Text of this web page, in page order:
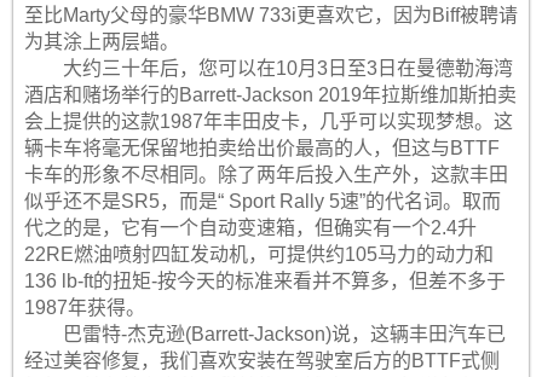
至比Marty父母的豪华BMW 733i更喜欢它，因为Biff被聘请
为其涂上两层蜡。
大约三十年后，您可以在10月3日至3日在曼德勒海湾
酒店和赌场举行的Barrett-Jackson 2019年拉斯维加斯拍卖
会上提供的这款1987年丰田皮卡，几乎可以实现梦想。这
辆卡车将毫无保留地拍卖给出价最高的人，但这与BTTF
卡车的形象不尽相同。除了两年后投入生产外，这款丰田
似乎还不是SR5，而是“ Sport Rally 5速”的代名词。取而
代之的是，它有一个自动变速箱，但确实有一个2.4升
22RE燃油喷射四缸发动机，可提供约105马力的动力和
136 lb-ft的扭矩-按今天的标准来看并不算多，但差不多于
1987年获得。
巴雷特-杰克逊(Barrett-Jackson)说，这辆丰田汽车已
经过美容修复，我们喜欢安装在驾驶室后方的BTTF式侧